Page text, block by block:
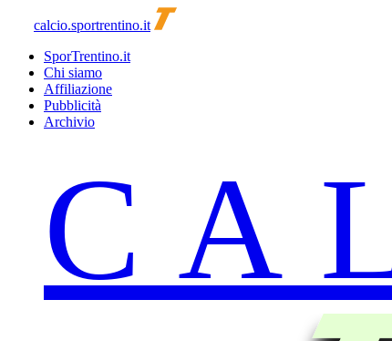
calcio.sportrentino.it
SporTrentino.it
Chi siamo
Affiliazione
Pubblicità
Archivio